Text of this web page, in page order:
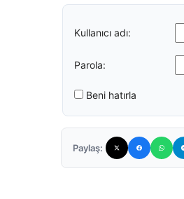
Kullanıcı adı:
Parola:
Beni hatırla
Paylaş: